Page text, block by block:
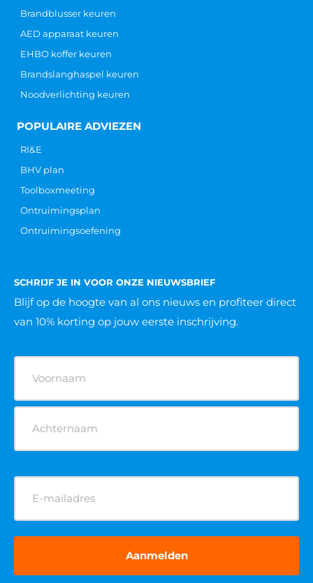
Brandblusser keuren
AED apparaat keuren
EHBO koffer keuren
Brandslanghaspel keuren
Noodverlichting keuren
POPULAIRE ADVIEZEN
RI&E
BHV plan
Toolboxmeeting
Ontruimingsplan
Ontruimingsoefening
SCHRIJF JE IN VOOR ONZE NIEUWSBRIEF
Blijf op de hoogte van al ons nieuws en profiteer direct
van 10% korting op jouw eerste inschrijving.
(Vereist)
E-
(Vereist)